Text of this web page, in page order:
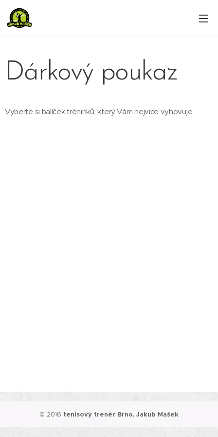
Dárkový poukaz
Vyberte si balíček tréninků, který Vám nejvíce vyhovuje.
© 2016 tenisový trenér Brno, Jakub Mašek